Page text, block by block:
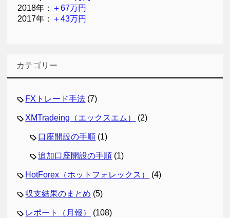
2018年： ＋67万円
2017年： ＋43万円
カテゴリー
FXトレード手法 (7)
XMTradeing（エックスエム） (2)
口座開設の手順 (1)
追加口座開設の手順 (1)
HotForex（ホットフォレックス） (4)
収支結果のまとめ (5)
レポート（月報） (108)